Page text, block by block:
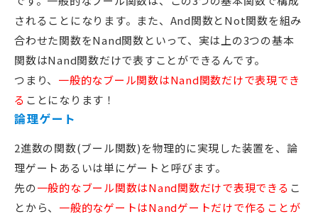
されることになります。また、And関数とNot関数を組み
合わせた関数をNand関数といって、実は上の3つの基本
関数はNand関数だけで表すことができるんです。
つまり、 一般的なブール関数はNand関数だけで表現でき
る ことになります！
論理ゲート
2進数の関数(ブール関数)を物理的に実現した装置を、論
理ゲートあるいは単にゲートと呼びます。
先の一般的なブール関数はNand関数だけで表現できる こ
とから、 一般的なゲートはNandゲートだけで作ることが